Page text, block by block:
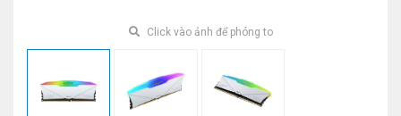
Click vào ảnh để phóng to